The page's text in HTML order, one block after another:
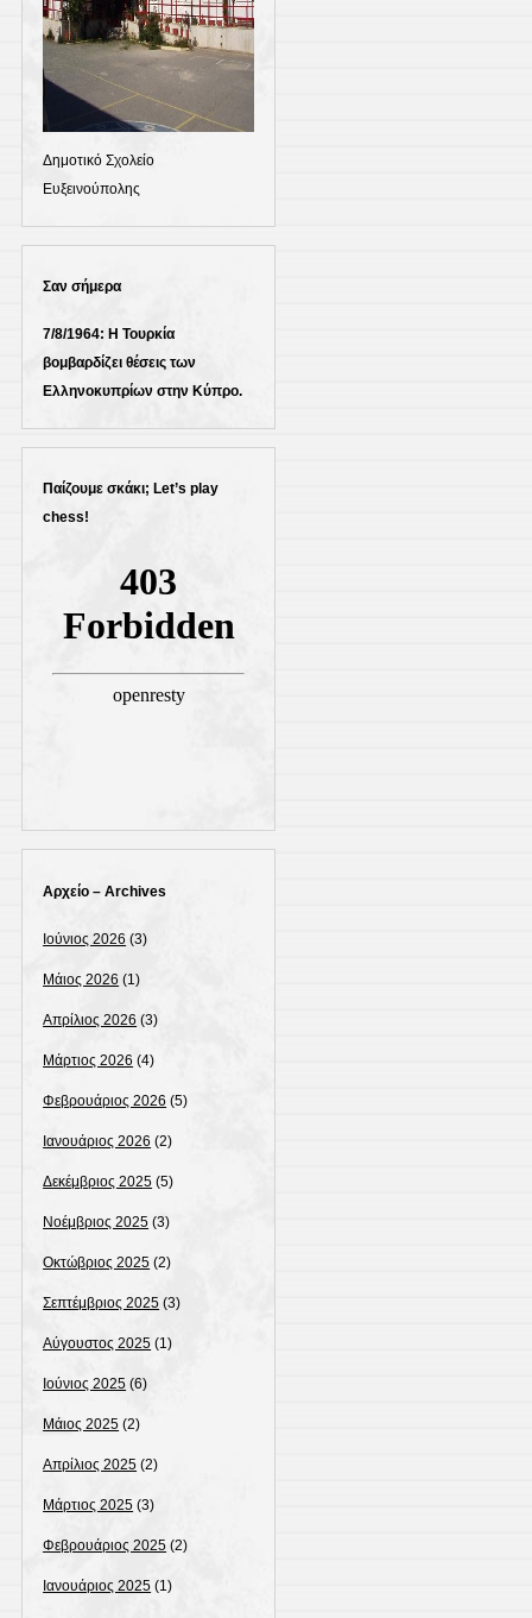
Δημοτικό Σχολείο
Ευξεινούπολης
Σαν σήμερα
7/8/1964: Η Τουρκία
βομβαρδίζει θέσεις των
Ελληνοκυπρίων στην Κύπρο.
Παίζουμε σκάκι; Let’s play
chess!
Αρχείο – Archives
Ιούνιος 2026 (3)
Μάιος 2026 (1)
Απρίλιος 2026 (3)
Μάρτιος 2026 (4)
Φεβρουάριος 2026 (5)
Ιανουάριος 2026 (2)
Δεκέμβριος 2025 (5)
Νοέμβριος 2025 (3)
Οκτώβριος 2025 (2)
Σεπτέμβριος 2025 (3)
Αύγουστος 2025 (1)
Ιούνιος 2025 (6)
Μάιος 2025 (2)
Απρίλιος 2025 (2)
Μάρτιος 2025 (3)
Φεβρουάριος 2025 (2)
Ιανουάριος 2025 (1)